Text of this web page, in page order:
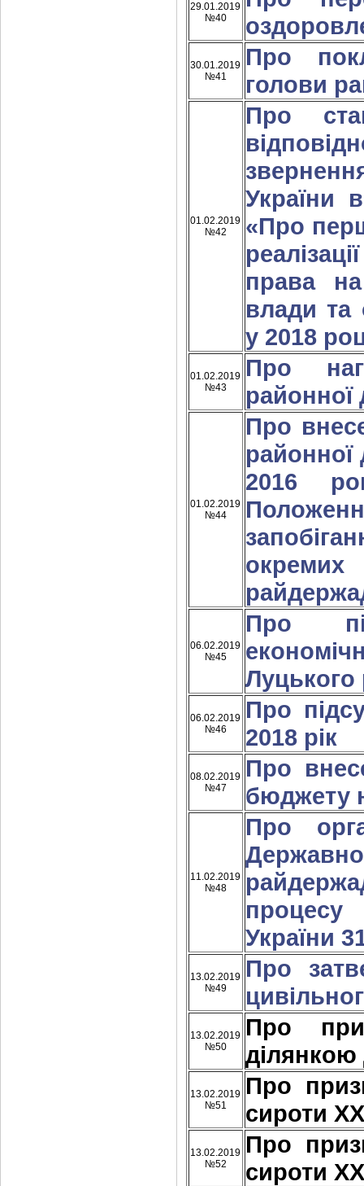
29.01.2019
№40
30.01.2019
№41
Про
голови
01.02.2019
№42
Про
України
«Про
права
влади та
у 2018
01.02.2019
№43
Про
районної
01.02.2019
№44
Про
районної
2016
06.02.2019
№45
Про
Луцького
06.02.2019
№46
Про
2018 рік
08.02.2019
№47
Про
бюджету
11.02.2019
№48
Про
України
13.02.2019
№49
Про
13.02.2019
№50
Про
13.02.2019
№51
Про
сироти
13.02.2019
№52
Про
сироти